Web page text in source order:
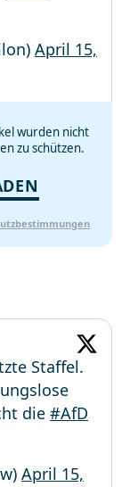
April 15,
wurden nicht
zu schützen.
Staffel.
die #AfD
April 15,